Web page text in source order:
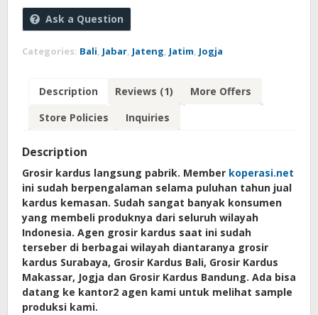
Ask a Question
Categories: Bali Jabar Jateng Jatim Jogja
Description Reviews (1)
More Offers
Store Policies
Inquiries
Description
Grosir kardus langsung pabrik. Member koperasi.net
ini sudah berpengalaman selama puluhan tahun jual
kardus kemasan. Sudah sangat banyak konsumen
yang membeli produknya dari seluruh wilayah
Indonesia. Agen grosir kardus saat ini sudah
terseber di berbagai wilayah diantaranya grosir
kardus Surabaya, Grosir Kardus Bali, Grosir Kardus
Makassar, Jogja dan Grosir Kardus Bandung. Ada bisa
datang ke kantor2 agen kami untuk melihat sample
produksi kami.